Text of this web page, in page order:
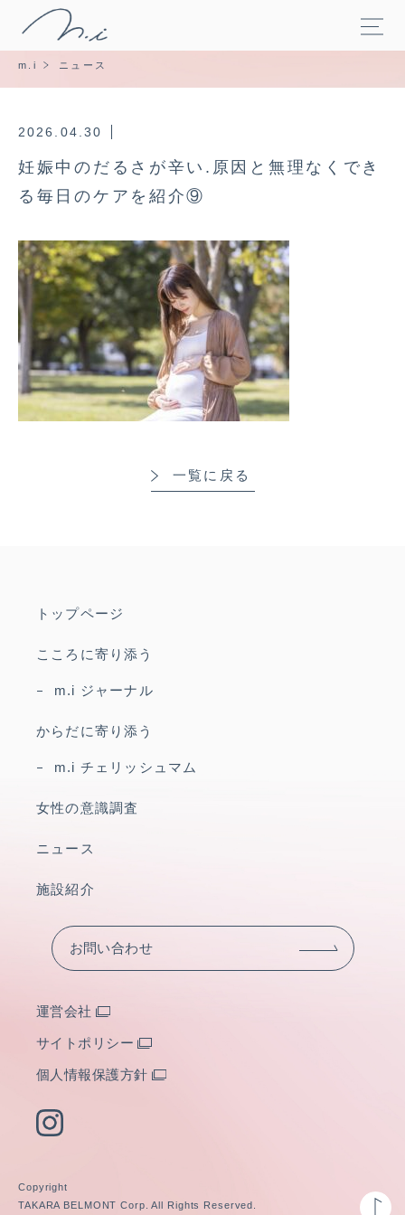
m.i ニュース
2026.04.30
妊娠中のだるさが辛い.原因と無理なくでき
る毎日のケアを紹介⑨
一覧に戻る
トップページ
こころに寄り添う
m.i ジャーナル
からだに寄り添う
m.i チェリッシュマム
女性の意識調査
ニュース
施設紹介
お問い合わせ
運営会社
サイトポリシー
個人情報保護方針
Copyright
TAKARA BELMONT Corp. All Rights Reserved.